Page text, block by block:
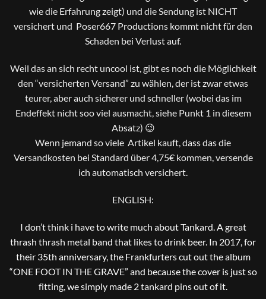
wie die Erfahrung zeigt) und die Sendung ist NICHT
versichert und Poser667 Productions kommt nicht für den
Schaden bei Verlust auf.
Weil das an sich recht uncool ist, gibt es noch die Möglichkeit
den “versicherten Versand” zu wählen, der ist zwar etwas
teurer, aber auch sicherer und schneller (wobei das im
Endeffekt nicht soo viel ausmacht, siehe Punkt 1 in diesem
Absatz) 😉
Wenn jemand so viele Artikel kauft, dass das die
Versandkosten bei Standard über 4,75€ kommen, versende
ich automatisch versichert.
ENGLISH:
I don’t think i have to write much about Tankard. A great
thrash thrash metal band that likes to drink beer. In 2017, for
their 35th anniversary, the Frankfurters cut out the album
“ONE FOOT IN THE GRAVE” and because the cover is just so
fitting, we simply made 2 tankard pins out of it.